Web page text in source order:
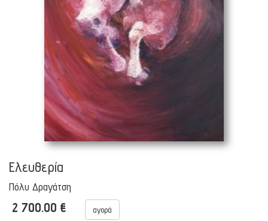
Ελευθερία
Πόλυ Δραγάτση
2 700.00 € αγορά